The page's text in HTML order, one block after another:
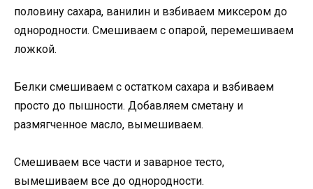
половину сахара, ванилин и взбиваем миксером до
однородности. Смешиваем с опарой, перемешиваем
ложкой.
Белки смешиваем с остатком сахара и взбиваем
просто до пышности. Добавляем сметану и
размягченное масло, вымешиваем.
Смешиваем все части и заварное тесто,
вымешиваем все до однородности.